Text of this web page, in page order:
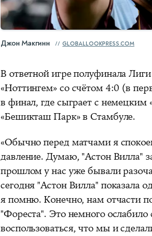
Джон Макгинн GLOBALLOOKPRESS.COM
В ответной игре полуфинала
«Ноттингем» со счётом 4:0 (в
в финал, где сыграет с
«Бешикташ Парк» в Стамбуле.
«Обычно перед матчами я
давление. Думаю, "Астон Вилла"
прошлом у нас уже бывали
сегодня "Астон Вилла" показала
я помню. Конечно, нам отчасти
"Фореста". Это немного
воспользоваться, что мы и